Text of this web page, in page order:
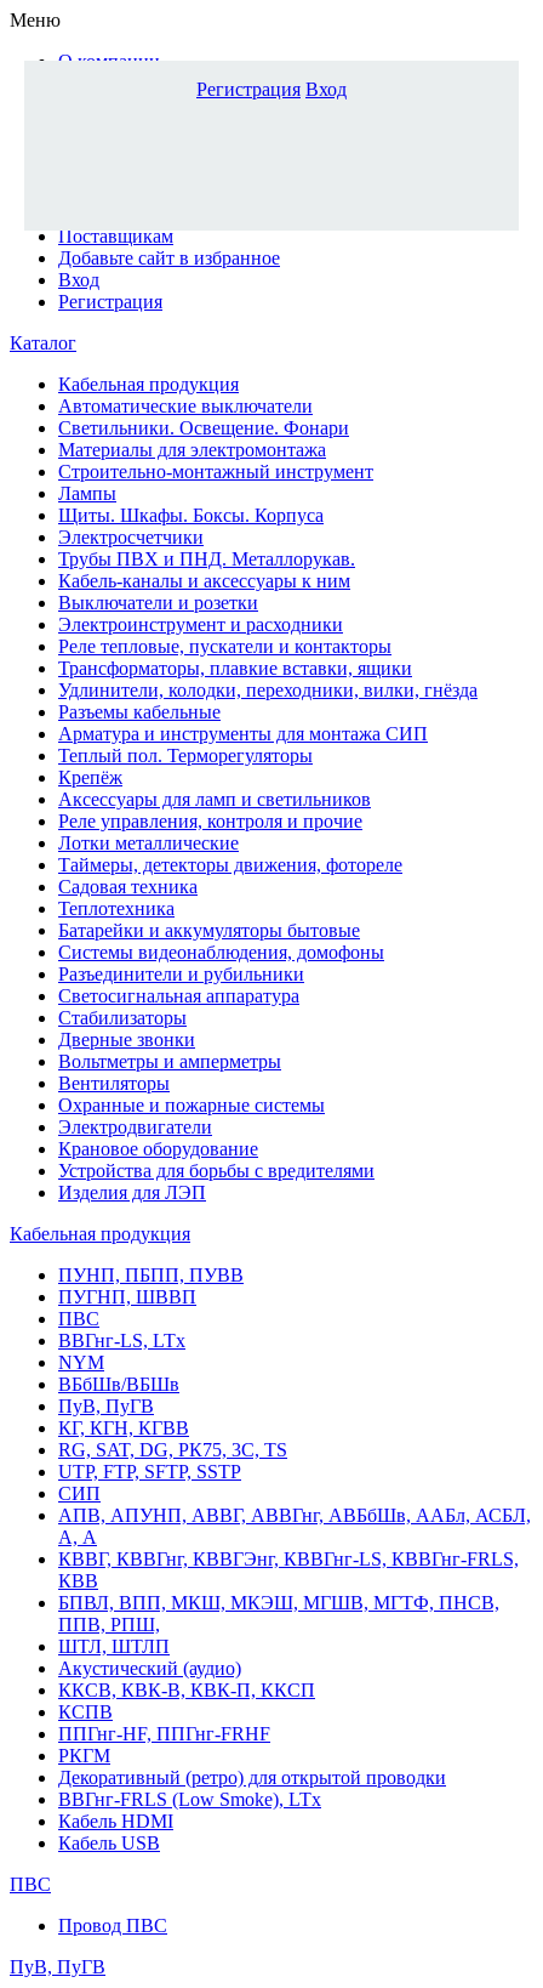
Меню
О компании
Доставка и оплата
Поставщикам
Добавьте сайт в избранное
Вход
Регистрация
Каталог
Кабельная продукция
Автоматические выключатели
Светильники. Освещение. Фонари
Материалы для электромонтажа
Строительно-монтажный инструмент
Лампы
Щиты. Шкафы. Боксы. Корпуса
Электросчетчики
Трубы ПВХ и ПНД. Металлорукав.
Кабель-каналы и аксессуары к ним
Выключатели и розетки
Электроинструмент и расходники
Реле тепловые, пускатели и контакторы
Трансформаторы, плавкие вставки, ящики
Удлинители, колодки, переходники, вилки, гнёзда
Разъемы кабельные
Арматура и инструменты для монтажа СИП
Теплый пол. Терморегуляторы
Крепёж
Аксессуары для ламп и светильников
Реле управления, контроля и прочие
Лотки металлические
Таймеры, детекторы движения, фотореле
Садовая техника
Теплотехника
Батарейки и аккумуляторы бытовые
Системы видеонаблюдения, домофоны
Разъединители и рубильники
Светосигнальная аппаратура
Стабилизаторы
Дверные звонки
Вольтметры и амперметры
Вентиляторы
Охранные и пожарные системы
Электродвигатели
Крановое оборудование
Устройства для борьбы с вредителями
Изделия для ЛЭП
Кабельная продукция
ПУНП, ПБПП, ПУВВ
ПУГНП, ШВВП
ПВС
ВВГнг-LS, LTx
NYM
ВБбШв/ВБШв
ПуВ, ПуГВ
КГ, КГН, КГВВ
RG, SAT, DG, РК75, 3С, TS
UTP, FTP, SFTP, SSTP
СИП
АПВ, АПУНП, АВВГ, АВВГнг, АВБбШв, ААБл, АСБЛ,
А, А
КВВГ, КВВГнг, КВВГЭнг, КВВГнг-LS, КВВГнг-FRLS,
КВВ
БПВЛ, ВПП, МКШ, МКЭШ, МГШВ, МГТФ, ПНСВ,
ППВ, РПШ,
ШТЛ, ШТЛП
Акустический (аудио)
ККСВ, КВК-В, КВК-П, ККСП
КСПВ
ППГнг-HF, ППГнг-FRHF
РКГМ
Декоративный (ретро) для открытой проводки
ВВГнг-FRLS (Low Smoke), LTx
Кабель HDMI
Кабель USB
ПВС
Провод ПВС
ПуВ, ПуГВ
Регистрация Вход